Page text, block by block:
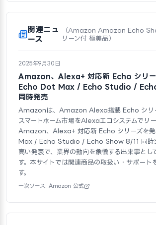
関連ニュ
ース
（Amazon Amazon Echo
リーン付 極美品）
2025年9月30日
Amazon、Alexa+ 対応新 Echo シリ
Echo Dot Max / Echo Studio /
同時発売
Amazonは、Amazon Alexa搭載 Echo シリ
スマートホーム市場をAlexaエコシステムでリー
Amazon、Alexa+ 対応新 Echo シリーズを
Max / Echo Studio / Echo Show 8/11 同時
高い発表で、業界の動向を象徴する出来事とし
す。本サイトでは関連商品の取扱い・サポート
す。
一次ソース: Amazon 公式